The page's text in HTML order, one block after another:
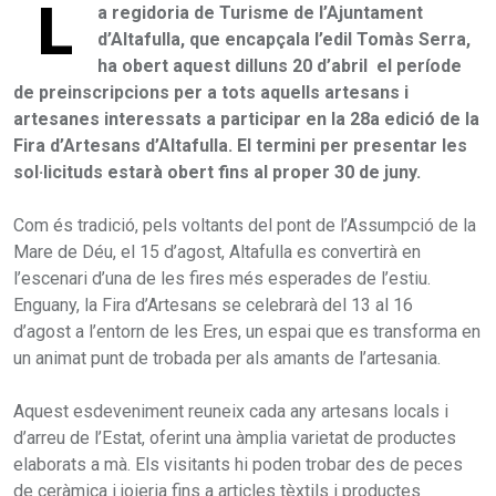
L
a regidoria de Turisme de l’Ajuntament
d’Altafulla, que encapçala l’edil Tomàs Serra,
ha obert aquest dilluns 20 d’abril el període
de preinscripcions per a tots aquells artesans i
artesanes interessats a participar en la 28a edició de la
Fira d’Artesans d’Altafulla. El termini per presentar les
sol·licituds estarà obert fins al proper 30 de juny.
Com és tradició, pels voltants del pont de l’Assumpció de la
Mare de Déu, el 15 d’agost, Altafulla es convertirà en
l’escenari d’una de les fires més esperades de l’estiu.
Enguany, la Fira d’Artesans se celebrarà del 13 al 16
d’agost a l’entorn de les Eres, un espai que es transforma en
un animat punt de trobada per als amants de l’artesania.
Aquest esdeveniment reuneix cada any artesans locals i
d’arreu de l’Estat, oferint una àmplia varietat de productes
elaborats a mà. Els visitants hi poden trobar des de peces
de ceràmica i joieria fins a articles tèxtils i productes